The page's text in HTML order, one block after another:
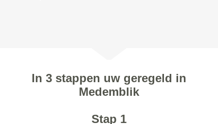
In 3 stappen uw geregeld in
Medemblik
Stap 1